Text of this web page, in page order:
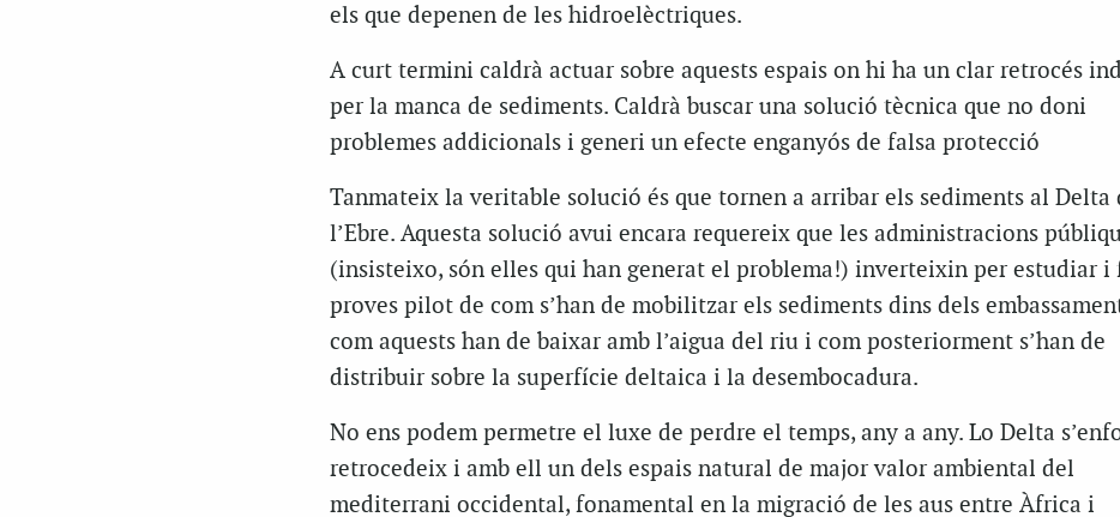
els que depenen de les hidroelèctriques.
A curt termini caldrà actuar sobre aquests espais on hi ha un clar retrocés
per la manca de sediments. Caldrà buscar una solució tècnica que no doni
problemes addicionals i generi un efecte enganyós de falsa protecció
Tanmateix la veritable solució és que tornen a arribar els sediments al Delta
l’Ebre. Aquesta solució avui encara requereix que les administracions
(insisteixo, són elles qui han generat el problema!) inverteixin per estudiar i
proves pilot de com s’han de mobilitzar els sediments dins dels
com aquests han de baixar amb l’aigua del riu i com posteriorment s’han de
distribuir sobre la superfície deltaica i la desembocadura.
No ens podem permetre el luxe de perdre el temps, any a any. Lo Delta
retrocedeix i amb ell un dels espais natural de major valor ambiental del
mediterrani occidental, fonamental en la migració de les aus entre Àfrica i